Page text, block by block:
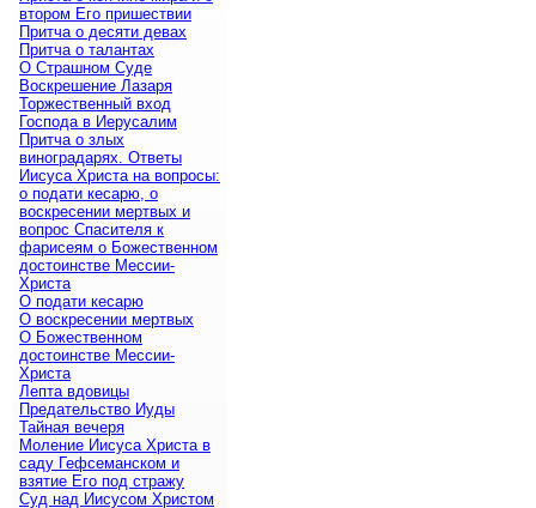
втором Его пришествии
Притча о десяти девах
Притча о талантах
О Страшном Суде
Воскрешение Лазаря
Торжественный вход
Господа в Иерусалим
Притча о злых
виноградарях. Ответы
Иисуса Христа на вопросы:
о подати кесарю, о
воскресении мертвых и
вопрос Спасителя к
фарисеям о Божественном
достоинстве Мессии-
Христа
О подати кесарю
О воскресении мертвых
О Божественном
достоинстве Мессии-
Христа
Лепта вдовицы
Предательство Иуды
Тайная вечеря
Моление Иисуса Христа в
саду Гефсеманском и
взятие Его под стражу
Суд над Иисусом Христом